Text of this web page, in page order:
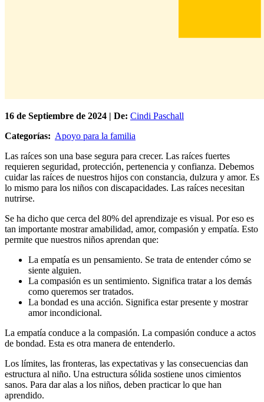
16 de Septiembre de 2024 | De: Cindi Paschall
Categorías: Apoyo para la familia
Las raíces son una base segura para crecer. Las raíces fuertes
requieren seguridad, protección, pertenencia y confianza. Debemos
cuidar las raíces de nuestros hijos con constancia, dulzura y amor. Es
lo mismo para los niños con discapacidades. Las raíces necesitan
nutrirse.
Se ha dicho que cerca del 80% del aprendizaje es visual. Por eso es
tan importante mostrar amabilidad, amor, compasión y empatía. Esto
permite que nuestros niños aprendan que:
La empatía es un pensamiento. Se trata de entender cómo se
siente alguien.
La compasión es un sentimiento. Significa tratar a los demás
como queremos ser tratados.
La bondad es una acción. Significa estar presente y mostrar
amor incondicional.
La empatía conduce a la compasión. La compasión conduce a actos
de bondad. Esta es otra manera de entenderlo.
Los límites, las fronteras, las expectativas y las consecuencias dan
estructura al niño. Una estructura sólida sostiene unos cimientos
sanos. Para dar alas a los niños, deben practicar lo que han
aprendido.